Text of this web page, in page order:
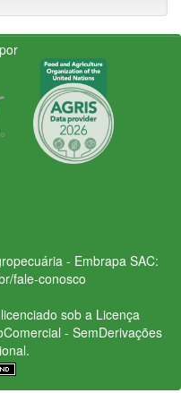
- Embrapa SAC:
fale-conosco
sob a Licença
- SemDerivações